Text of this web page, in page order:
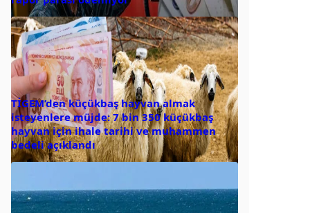
TİGEM’den küçükbaş hayvan almak
isteyenlere müjde: 7 bin 350 küçükbaş
hayvan için ihale tarihi ve muhammen
bedeli açıklandı